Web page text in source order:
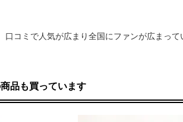
口コミで人気が広まり全国にファンが広まって
品も買っています